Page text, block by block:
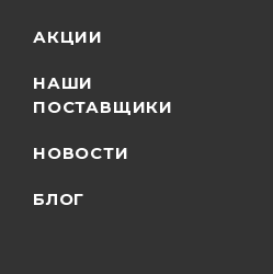
АКЦИИ
НАШИ
ПОСТАВЩИКИ
НОВОСТИ
БЛОГ